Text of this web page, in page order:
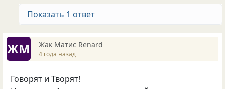
Показать 1 ответ
ЖМ Жак Матис Renard
4 года назад
Говорят и Творят!